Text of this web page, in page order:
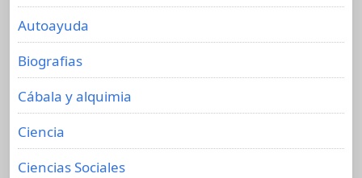
Autoayuda
Biografias
Cábala y alquimia
Ciencia
Ciencias Sociales